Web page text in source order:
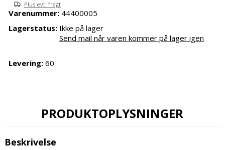
Plus evt. fragt
Varenummer: 44400005
Lagerstatus: Ikke på lager
Send mail når varen kommer på lager igen
Levering:60
PRODUKTOPLYSNINGER
Beskrivelse